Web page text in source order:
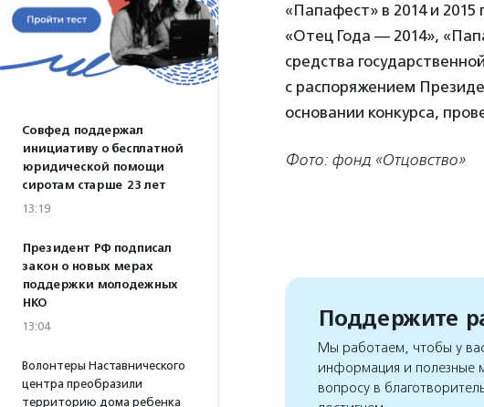
Совфед поддержал
инициативу о бесплатной
юридической помощи
сиротам старше 23 лет
13:19
Президент РФ подписал
закон о новых мерах
поддержки молодежных
НКО
13:04
Волонтеры Наставнического
центра преобразили
территорию дома ребенка
«Папафест» в 2014 и
«Отец Года — 2014»,
средства
с распоряжением
основании конкурса,
Фото: фонд «Отцовство»
Поддержите
Мы работаем, чтобы у
информация и полезные
вопросу в